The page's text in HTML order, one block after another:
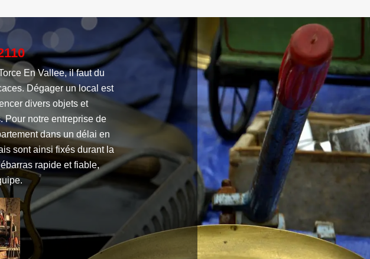
En Vallee, il faut du
Dégager un local est
divers objets et
Pour notre entreprise de
dans un délai en
sont ainsi fixés durant la
rapide et fiable,